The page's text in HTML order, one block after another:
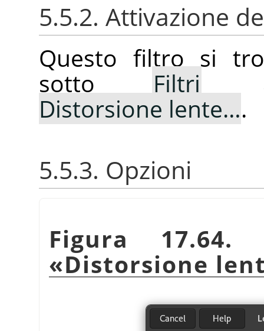
5.5.2. Attivazione
Questo filtro si
sotto Filtri
Distorsione lente….
5.5.3. Opzioni
Figura
«Distorsione